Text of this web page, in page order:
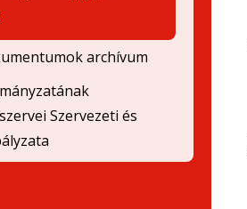
archívum
Szervezeti és